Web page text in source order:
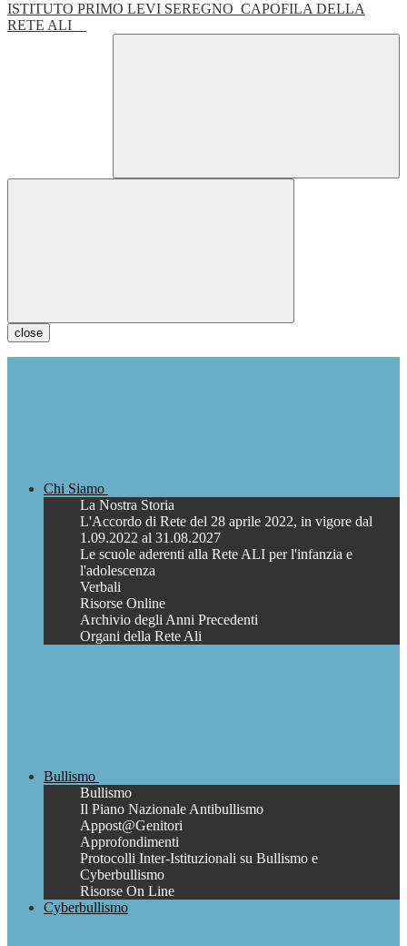
ISTITUTO PRIMO LEVI SEREGNO CAPOFILA DELLA
RETE ALI
close
Chi Siamo
La Nostra Storia
L'Accordo di Rete del 28 aprile 2022, in vigore dal
1.09.2022 al 31.08.2027
Le scuole aderenti alla Rete ALI per l'infanzia e
l'adolescenza
Verbali
Risorse Online
Archivio degli Anni Precedenti
Organi della Rete Ali
Bullismo
Bullismo
Il Piano Nazionale Antibullismo
Appost@Genitori
Approfondimenti
Protocolli Inter-Istituzionali su Bullismo e
Cyberbullismo
Risorse On Line
Cyberbullismo